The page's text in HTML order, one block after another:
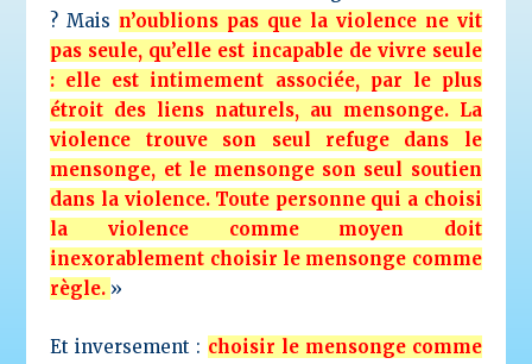
? Mais n’oublions pas que la violence ne vit
pas seule, qu’elle est incapable de vivre seule
: elle est intimement associée, par le plus
étroit des liens naturels, au mensonge. La
violence trouve son seul refuge dans le
mensonge, et le mensonge son seul soutien
dans la violence. Toute personne qui a choisi
la violence comme moyen doit
inexorablement choisir le mensonge comme
règle. »
Et inversement : choisir le mensonge comme